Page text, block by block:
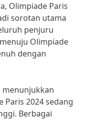
Olimpiade Paris
sorotan utama
penjuru
Olimpiade
dengan
menunjukkan
2024 sedang
Berbagai